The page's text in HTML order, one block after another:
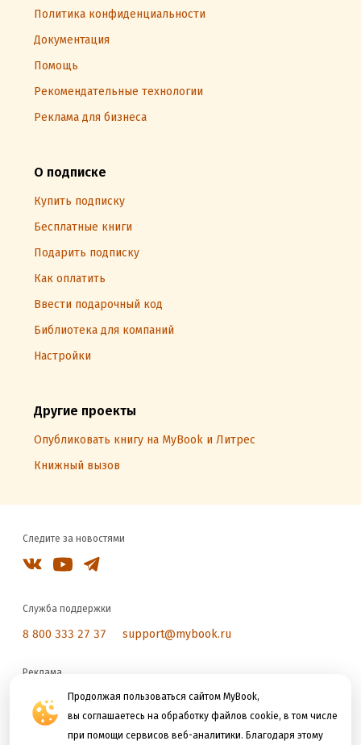
Продолжая пользоваться сайтом MyBook,
вы соглашаетесь на обработку файлов cookie, в том числе
при помощи сервисов веб-аналитики. Благодаря этому
Политика конфиденциальности
Документация
Помощь
Рекомендательные технологии
Реклама для бизнеса
О подписке
Купить подписку
Бесплатные книги
Подарить подписку
Как оплатить
Ввести подарочный код
Библиотека для компаний
Настройки
Другие проекты
Опубликовать книгу на MyBook и Литрес
Книжный вызов
Следите за новостями
Служба поддержки
8 800 333 27 37 support@mybook.ru
Реклама
reklama@litres.ru
Мы принимаем к оплате